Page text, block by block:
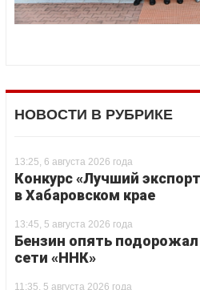
НОВОСТИ В РУБРИКЕ
13:25, 6 августа 2026 года
Конкурс «Лучший
в Хабаровском крае
13:45, 5 августа 2026 года
Бензин опять подорожал
сети «ННК»
11:35, 5 августа 2026 года